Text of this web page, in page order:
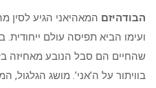
הבודהיזם המאהיאני הגיע לסין
ועימו הביא תפיסה עולם
שהחיים הם סבל הנובע מאחיזה
בוויתור על ה’אני’. מושג